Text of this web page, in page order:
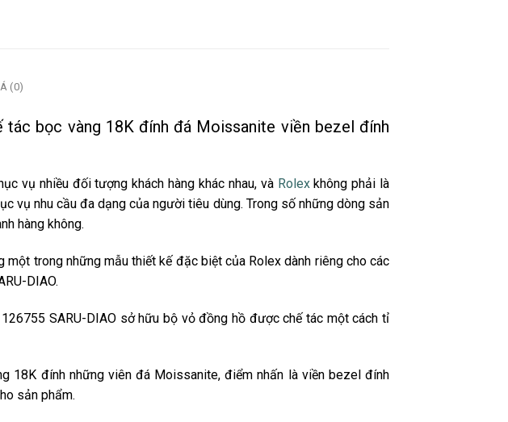
(0)
tác bọc vàng 18K đính đá Moissanite viền bezel đính
vụ nhiều đối tượng khách hàng khác nhau, và Rolexkhông phải là
vụ nhu cầu đa dạng của người tiêu dùng. Trong số những dòng sản
hàng không.
một trong những mẫu thiết kế đặc biệt của Rolex dành riêng cho các
DIAO.
SARU-DIAO sở hữu bộ vỏ đồng hồ được chế tác một cách tỉ
18K đính những viên đá Moissanite, điểm nhấn là viền bezel đính
sản phẩm.